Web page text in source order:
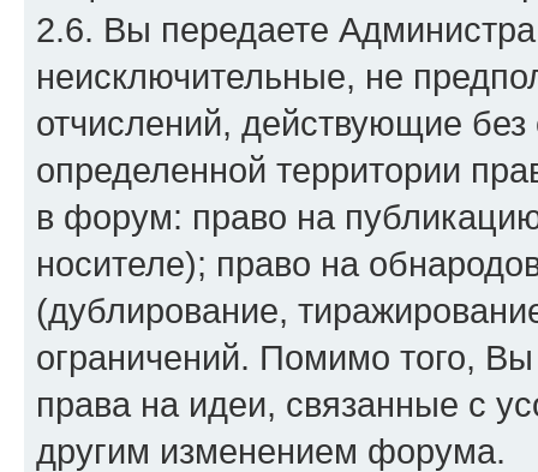
2.6. Вы передаете
неисключительные, не
отчислений, действующие без
определенной территории
в форум: право на
носителе); право на
(дублирование,
ограничений. Помимо того,
права на идеи, связанные с
другим изменением форума.